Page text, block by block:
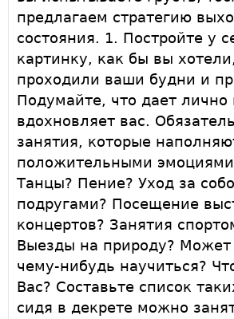
предлагаем стратегию
состояния. 1. Постройте у
картинку, как бы вы
проходили ваши будни и
Подумайте, что дает
вдохновляет вас.
занятия, которые
положительными
Танцы? Пение? Уход за
подругами? Посещение
концертов? Занятия
Выезды на природу?
чему-нибудь научиться?
Вас? Составьте список
сидя в декрете можно